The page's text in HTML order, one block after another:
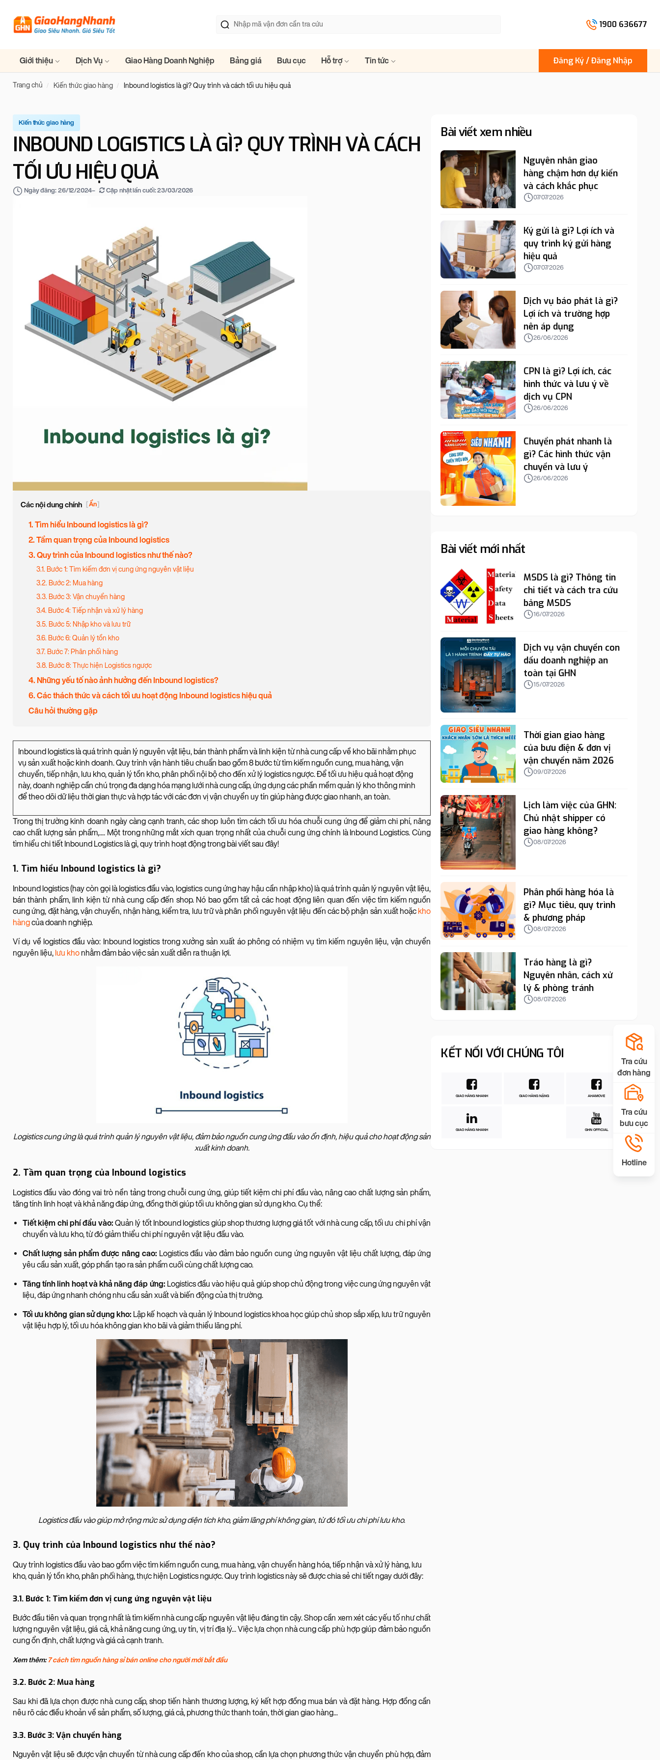
1900 636677
Giới thiệu Dịch Vụ Giao Hàng Doanh Nghiệp Bảng giá Bưu cục Hỗ trợ Tin tức Đăng Ký / Đăng Nhập
Trang chủ Kiến thức giao hàng Inbound logistics là gì? Quy trình và cách tối ưu hiệu quả
Kiến thức giao hàng
INBOUND LOGISTICS LÀ GÌ? QUY TRÌNH VÀ CÁCH
TỐI ƯU HIỆU QUẢ
Ngày đăng: 26/12/2024– Cập nhật lần cuối:23/03/2026
Các nội dung chính [Ẩn]
1. Tìm hiểu Inbound logistics là gì?
2. Tầm quan trọng của Inbound logistics
3. Quy trình của Inbound logistics như thế nào?
3.1. Bước 1: Tìm kiếm đơn vị cung ứng nguyên vật liệu
3.2. Bước 2: Mua hàng
3.3. Bước 3: Vận chuyển hàng
3.4. Bước 4: Tiếp nhận và xử lý hàng
3.5. Bước 5: Nhập kho và lưu trữ
3.6. Bước 6: Quản lý tồn kho
3.7. Bước 7: Phân phối hàng
3.8. Bước 8: Thực hiện Logistics ngược
4. Những yếu tố nào ảnh hưởng đến Inbound logistics?
6. Các thách thức và cách tối ưu hoạt động Inbound logistics hiệu quả
Câu hỏi thường gặp
Inbound logistics là quá trình quản lý nguyên vật liệu, bán thành phẩm và linh kiện từ nhà cung cấp về kho bãi nhằm phục
vụ sản xuất hoặc kinh doanh. Quy trình vận hành tiêu chuẩn bao gồm 8 bước từ tìm kiếm nguồn cung, mua hàng, vận
chuyển, tiếp nhận, lưu kho, quản lý tồn kho, phân phối nội bộ cho đến xử lý logistics ngược. Để tối ưu hiệu quả hoạt động
này, doanh nghiệp cần chú trọng đa dạng hóa mạng lưới nhà cung cấp, ứng dụng các phần mềm quản lý kho thông minh
để theo dõi dữ liệu thời gian thực và hợp tác với các đơn vị vận chuyển uy tín giúp hàng được giao nhanh, an toàn.
Trong thị trường kinh doanh ngày càng cạnh tranh, các shop luôn tìm cách tối ưu hóa chuỗi cung ứng để giảm chi phí, nâng
cao chất lượng sản phẩm,.... Một trong những mắt xích quan trọng nhất của chuỗi cung ứng chính là Inbound Logistics. Cùng
tìm hiểu chi tiết Inbound Logistics là gì, quy trình hoạt động trong bài viết sau đây!
1. Tìm hiểu Inbound logistics là gì?
Inbound logistics (hay còn gọi là logistics đầu vào, logistics cung ứng hay hậu cần nhập kho) là quá trình quản lý nguyên vật liệu,
bán thành phẩm, linh kiện từ nhà cung cấp đến shop. Nó bao gồm tất cả các hoạt động liên quan đến việc tìm kiếm nguồn
cung ứng, đặt hàng, vận chuyển, nhận hàng, kiểm tra, lưu trữ và phân phối nguyên vật liệu đến các bộ phận sản xuất hoặc kho
hàngcủa doanh nghiệp.
Ví dụ về logistics đầu vào: Inbound logistics trong xưởng sản xuất áo phông có nhiệm vụ tìm kiếm nguyên liệu, vận chuyển
nguyên liệu, lưu kho nhằm đảm bảo việc sản xuất diễn ra thuận lợi.
Logistics cung ứng là quá trình quản lý nguyên vật liệu, đảm bảo nguồn cung ứng đầu vào ổn định, hiệu quả cho hoạt động sản
xuất kinh doanh.
2. Tầm quan trọng của Inbound logistics
Logistics đầu vào đóng vai trò nền tảng trong chuỗi cung ứng, giúp tiết kiệm chi phí đầu vào, nâng cao chất lượng sản phẩm,
tăng tính linh hoạt và khả năng đáp ứng, đồng thời giúp tối ưu không gian sử dụng kho. Cụ thể:
Tiết kiệm chi phí đầu vào: Quản lý tốt Inbound logistics giúp shop thương lượng giá tốt với nhà cung cấp, tối ưu chi phí vận
chuyển và lưu kho, từ đó giảm thiểu chi phí nguyên vật liệu đầu vào.
Chất lượng sản phẩm được nâng cao: Logistics đầu vào đảm bảo nguồn cung ứng nguyên vật liệu chất lượng, đáp ứng
yêu cầu sản xuất, góp phần tạo ra sản phẩm cuối cùng chất lượng cao.
Tăng tính linh hoạt và khả năng đáp ứng: Logistics đầu vào hiệu quả giúp shop chủ động trong việc cung ứng nguyên vật
liệu, đáp ứng nhanh chóng nhu cầu sản xuất và biến động của thị trường.
Tối ưu không gian sử dụng kho: Lập kế hoạch và quản lý Inbound logistics khoa học giúp chủ shop sắp xếp, lưu trữ nguyên
vật liệu hợp lý, tối ưu hóa không gian kho bãi và giảm thiểu lãng phí.
Logistics đầu vào giúp mở rộng mức sử dụng diện tích kho, giảm lãng phí không gian, từ đó tối ưu chi phí lưu kho.
3. Quy trình của Inbound logistics như thế nào?
Quy trình logistics đầu vào bao gồm việc tìm kiếm nguồn cung, mua hàng, vận chuyển hàng hóa, tiếp nhận và xử lý hàng, lưu
kho, quản lý tồn kho, phân phối hàng, thực hiện Logistics ngược. Quy trình logistics này sẽ được chia sẻ chi tiết ngay dưới đây:
3.1. Bước 1: Tìm kiếm đơn vị cung ứng nguyên vật liệu
Bước đầu tiên và quan trọng nhất là tìm kiếm nhà cung cấp nguyên vật liệu đáng tin cậy. Shop cần xem xét các yếu tố như chất
lượng nguyên vật liệu, giá cả, khả năng cung ứng, uy tín, vị trí địa lý... Việc lựa chọn nhà cung cấp phù hợp giúp đảm bảo nguồn
cung ổn định, chất lượng và giá cả cạnh tranh.
Xem thêm:7 cách tìm nguồn hàng sỉ bán online cho người mới bắt đầu
3.2. Bước 2: Mua hàng
Sau khi đã lựa chọn được nhà cung cấp, shop tiến hành thương lượng, ký kết hợp đồng mua bán và đặt hàng. Hợp đồng cần
nêu rõ các điều khoản về sản phẩm, số lượng, giá cả, phương thức thanh toán, thời gian giao hàng...
3.3. Bước 3: Vận chuyển hàng
Nguyên vật liệu sẽ được vận chuyển từ nhà cung cấp đến kho của shop, cần lựa chọn phương thức vận chuyển phù hợp, đảm
Bài viết xem nhiều
Nguyên nhân giao
hàng chậm hơn dự kiến
và cách khắc phục
07/07/2026
Ký gửi là gì? Lợi ích và
quy trình ký gửi hàng
hiệu quả
07/07/2026
Dịch vụ báo phát là gì?
Lợi ích và trường hợp
nên áp dụng
26/06/2026
CPN là gì? Lợi ích, các
hình thức và lưu ý về
dịch vụ CPN
26/06/2026
Chuyển phát nhanh là
gì? Các hình thức vận
chuyển và lưu ý
26/06/2026
Bài viết mới nhất
MSDS là gì? Thông tin
chi tiết và cách tra cứu
bảng MSDS
16/07/2026
Dịch vụ vận chuyển con
dấu doanh nghiệp an
toàn tại GHN
15/07/2026
Thời gian giao hàng
của bưu điện & đơn vị
vận chuyển năm 2026
09/07/2026
Lịch làm việc của GHN:
Chủ nhật shipper có
giao hàng không?
08/07/2026
Phân phối hàng hóa là
gì? Mục tiêu, quy trình
& phương pháp
08/07/2026
Tráo hàng là gì?
Nguyên nhân, cách xử
lý & phòng tránh
08/07/2026
KẾT NỐI VỚI CHÚNG TÔI
GIAO HÀNG NHANH GIAO HÀNG NẶNG AHAMOVE
GIAO HÀNG NHANH GHN OFFICIAL
Tra cứu
đơn hàng
Tra cứu
bưu cục
Hotline